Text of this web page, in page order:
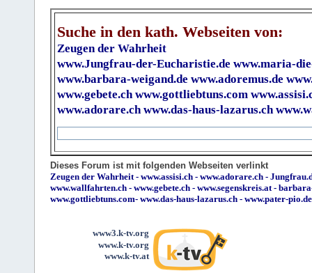
Suche in den kath. Webseiten von:
Zeugen der Wahrheit
www.Jungfrau-der-Eucharistie.de www.maria-
www.barbara-weigand.de www.adoremus.de
www.gebete.ch www.gottliebtuns.com
www.adorare.ch www.das-haus-lazarus.ch
Dieses Forum ist mit folgenden Webseiten verlinkt
Zeugen der Wahrheit - www.assisi.ch - www.adorare.ch -
www.wallfahrten.ch - www.gebete.ch - www.segenskreis.at -
www.gottliebtuns.com- www.das-haus-lazarus.ch - www.pater-pio.de
www3.k-tv.org
www.k-tv.org
www.k-tv.at